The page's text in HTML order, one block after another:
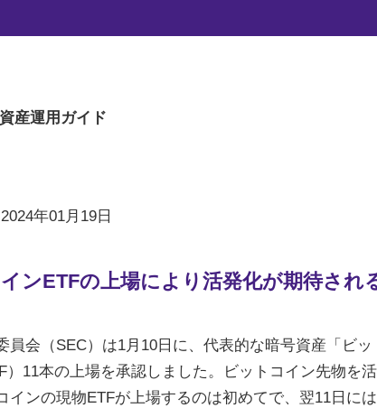
資産運用ガイド
2024年01月19日
ンETFの上場により活発化が期待され
員会（SEC）は1月10日に、代表的な暗号資産「ビ
）11本の上場を承認しました。ビットコイン先物を
インの現物ETFが上場するのは初めてで、翌11日に